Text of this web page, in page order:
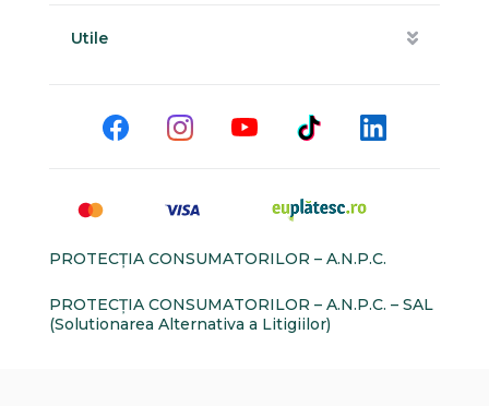
Utile
PROTECŢIA CONSUMATORILOR – A.N.P.C.
PROTECŢIA CONSUMATORILOR – A.N.P.C. – SAL
(Solutionarea Alternativa a Litigiilor)